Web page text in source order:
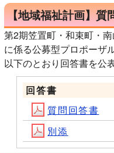
【地域福祉計画】質
第2期笠置町・和束町・
に係る公募型プロポーザ
以下のとおり回答書を公
回答書
質問回答書
別添